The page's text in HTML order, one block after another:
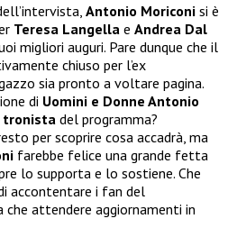
Antonio Moriconi si è
Teresa Langella e Andrea Dal
migliori auguri. Pare dunque che il
chiuso per l’ex
sia pronto a voltare pagina.
di Uomini e Donne Antonio
tronista del programma?
per scoprire cosa accadrà, ma
farebbe felice una grande fetta
lo supporta e lo sostiene. Che
accontentare i fan del
che attendere aggiornamenti in